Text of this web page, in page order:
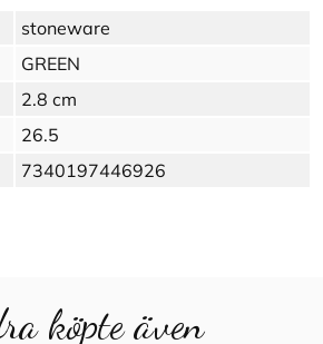
stoneware
GREEN
2.8 cm
26.5
7340197446926
köpte även